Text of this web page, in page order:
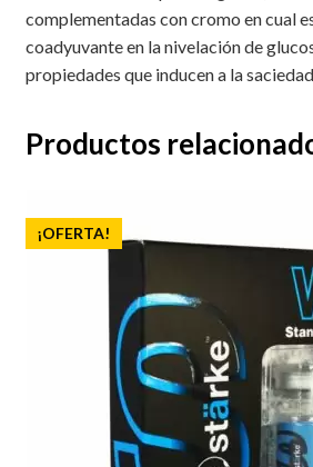
complementadas con cromo en cual
coadyuvante en la nivelación de
propiedades que inducen a la
Productos
¡OFERTA!